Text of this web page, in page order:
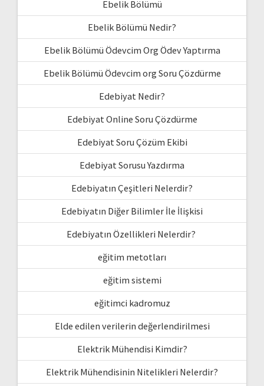
Ebelik Bölümü
Ebelik Bölümü Nedir?
Ebelik Bölümü Ödevcim Org Ödev Yaptırma
Ebelik Bölümü Ödevcim org Soru Çözdürme
Edebiyat Nedir?
Edebiyat Online Soru Çözdürme
Edebiyat Soru Çözüm Ekibi
Edebiyat Sorusu Yazdırma
Edebiyatın Çeşitleri Nelerdir?
Edebiyatın Diğer Bilimler İle İlişkisi
Edebiyatın Özellikleri Nelerdir?
eğitim metotları
eğitim sistemi
eğitimci kadromuz
Elde edilen verilerin değerlendirilmesi
Elektrik Mühendisi Kimdir?
Elektrik Mühendisinin Nitelikleri Nelerdir?